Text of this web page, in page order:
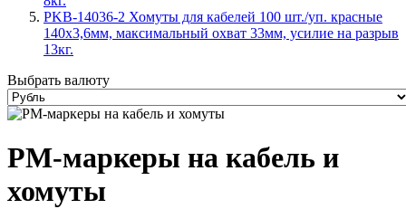
PKB-14036-2 Хомуты для кабелей 100 шт./уп. красные
140х3,6мм, максимальный охват 33мм, усилие на разрыв
13кг.
Выбрать валюту
PM-маркеры на кабель и
хомуты